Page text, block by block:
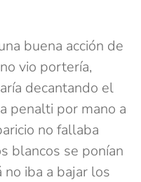
buena acción de
vio portería,
decantando el
penalti por mano a
no fallaba
blancos se ponían
iba a bajar los